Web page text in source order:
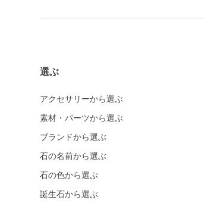
選ぶ
アクセサリーから選ぶ
素材・パーツから選ぶ
ブランドから選ぶ
石の名前から選ぶ
石の色から選ぶ
誕生石から選ぶ